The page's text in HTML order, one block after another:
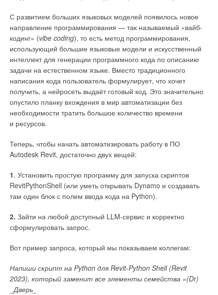
С развитием больших языковых моделей появилось новое
направление программирования — так называемый «вайб-
кодинг» (vibe coding), то есть метод программирования,
использующий большие языковые модели и искусственный
интеллект для генерации программного кода по описанию
задачи на естественном языке. Вместо традиционного
написания кода пользователь формулирует, что хочет
получить, а нейросеть выдаёт готовый код. Это значительно
опустило планку вхождения в мир автоматизации без
необходимости тратить большое количество времени
и ресурсов.
Теперь, чтобы начать автоматизировать работу в ПО
Autodesk Revit, достаточно двух вещей:
1. Установить простую программу для запуска скриптов
RevitPythonShell (или уметь открывать Dynamo и создавать
там один блок с полем ввода кода на Python).
2. Зайти на любой доступный LLM-сервис и корректно
сформулировать запрос.
Вот пример запроса, который мы показываем коллегам:
Напиши скрипт на Python для Revit-Python Shell (Revit
2023), который заменит все элементы семейства «(Dr)
_Дверь_